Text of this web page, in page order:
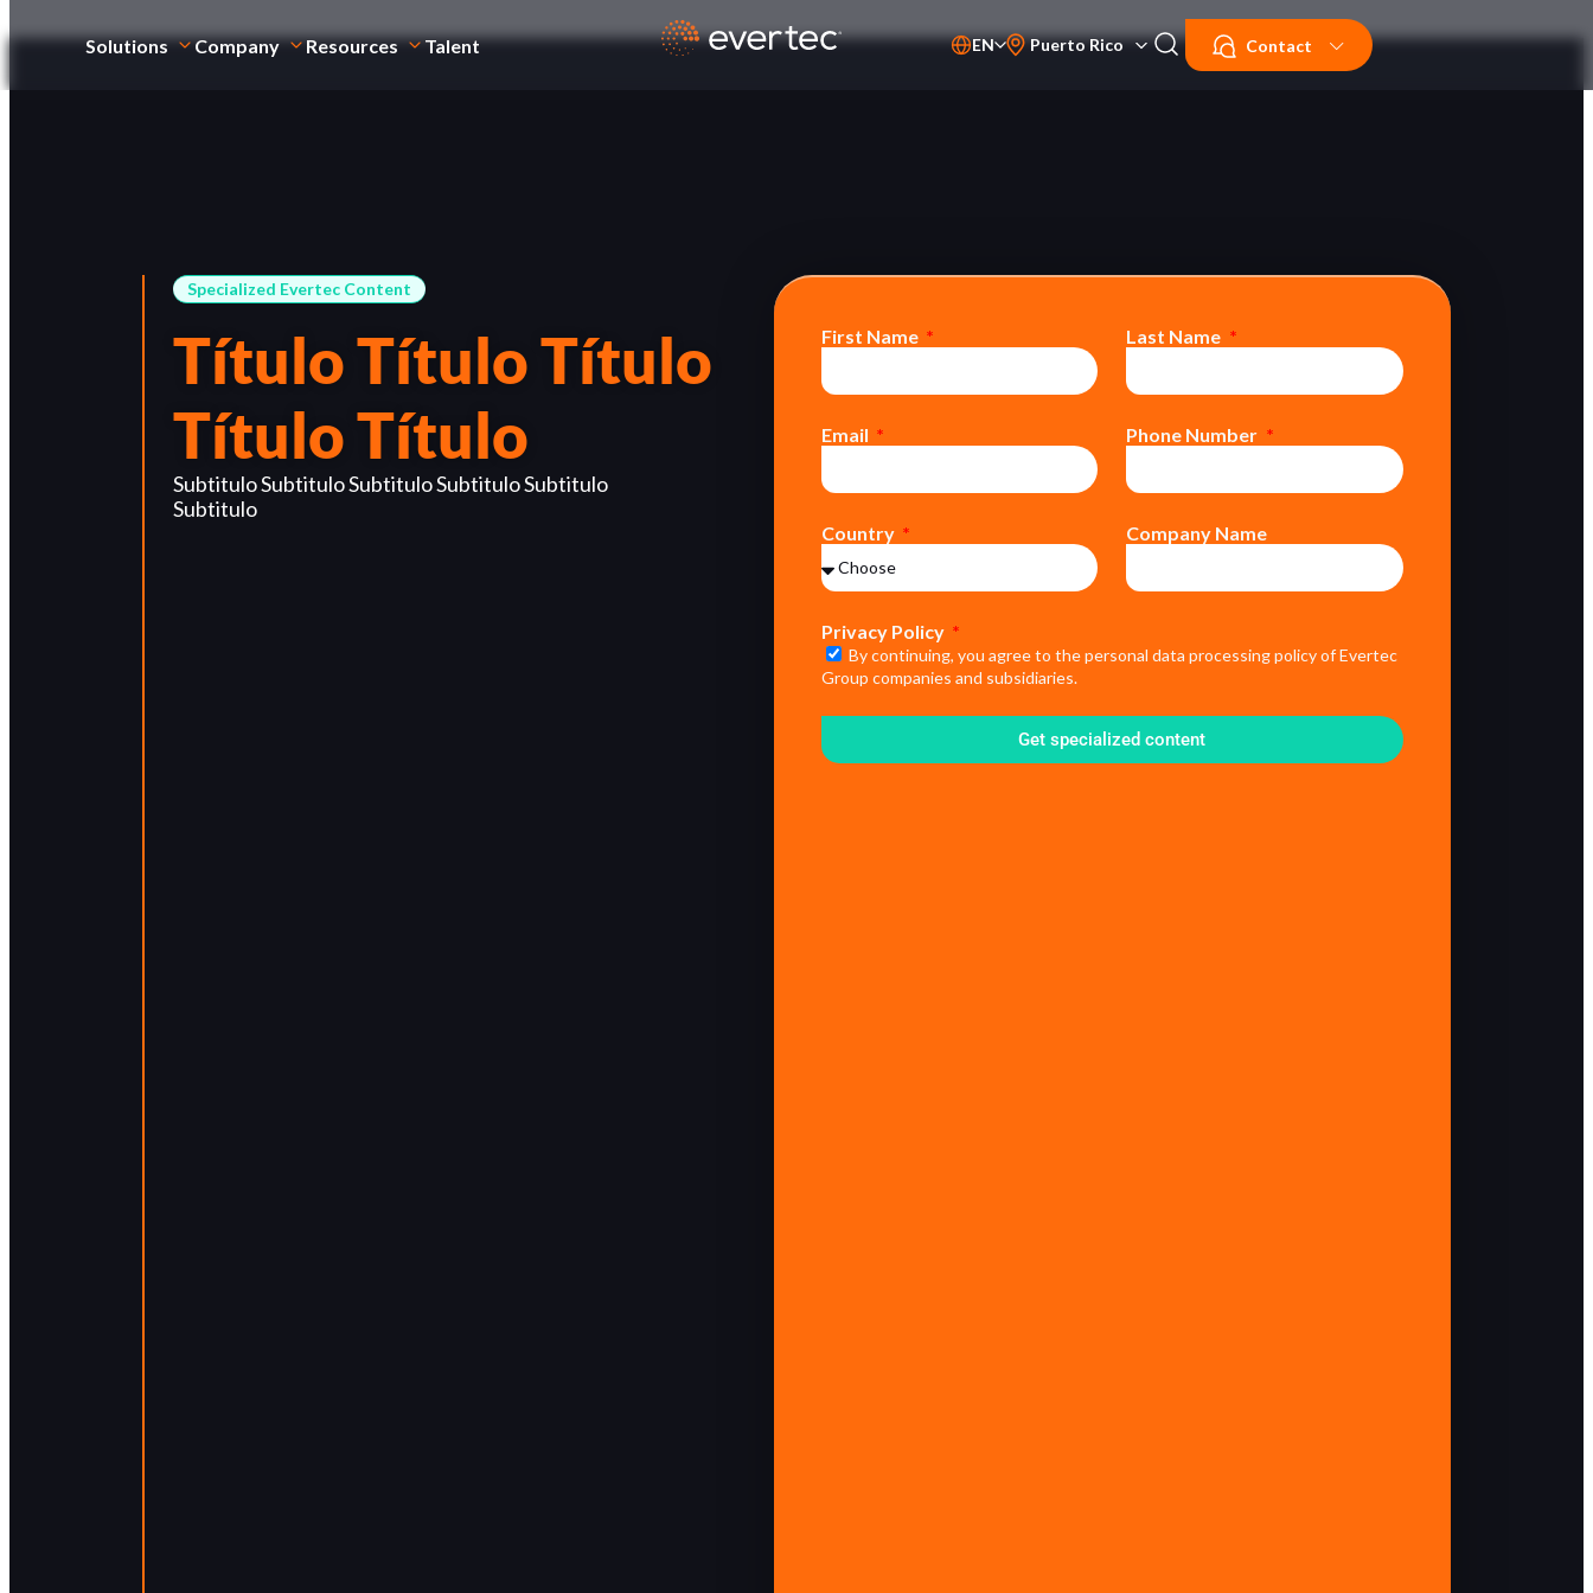
Solutions Company Resources Talent EN Puerto Rico Contact
Specialized Evertec Content
Título Título Título
Título Título
Subtitulo Subtitulo Subtitulo Subtitulo Subtitulo
Subtitulo
First Name Last Name
Email Phone Number
Country Company Name
Privacy Policy
By continuing, you agree to the personal data processing policy of Evertec
Group companies and subsidiaries.
Get specialized content